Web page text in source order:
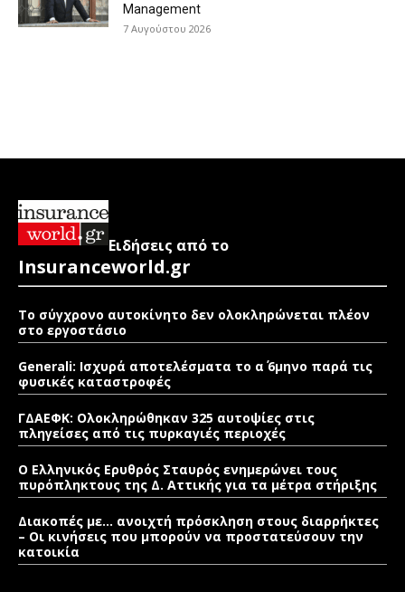
Management
7 Αυγούστου 2026
Ειδήσεις από το
Insuranceworld.gr
Το σύγχρονο αυτοκίνητο δεν ολοκληρώνεται πλέον
στο εργοστάσιο
Generali: Ισχυρά αποτελέσματα το α΄ 6μηνο παρά τις
φυσικές καταστροφές
ΓΔΑΕΦΚ: Ολοκληρώθηκαν 325 αυτοψίες στις
πληγείσες από τις πυρκαγιές περιοχές
Ο Ελληνικός Ερυθρός Σταυρός ενημερώνει τους
πυρόπληκτους της Δ. Αττικής για τα μέτρα στήριξης
Διακοπές με… ανοιχτή πρόσκληση στους διαρρήκτες
– Οι κινήσεις που μπορούν να προστατεύσουν την
κατοικία